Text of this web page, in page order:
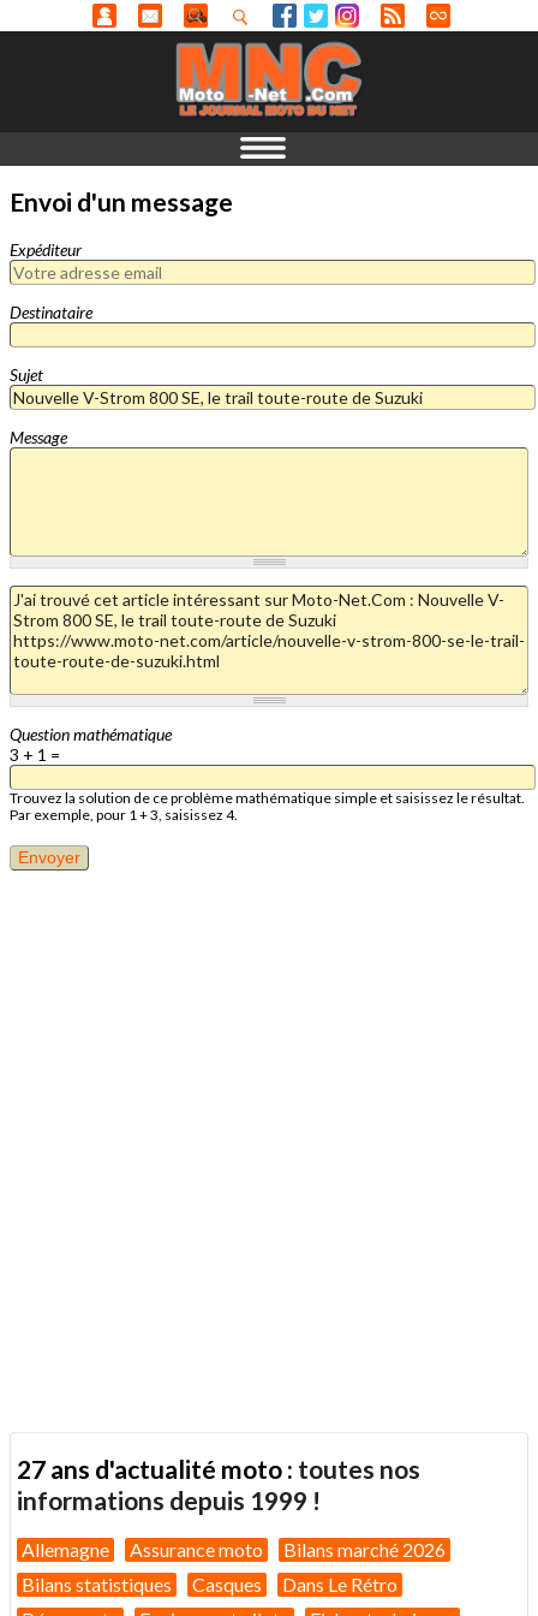
Envoi d'un message
Expéditeur
Destinataire
Sujet
Message
Question mathématique
3 + 1 =
Trouvez la solution de ce problème mathématique simple et saisissez le résultat.
Par exemple, pour 1 + 3, saisissez 4.
27 ans d'actualité moto : toutes nos
informations depuis 1999 !
Allemagne Assurance moto
Bilans marché 2026
Bilans statistiques
Casques
Dans Le Rétro